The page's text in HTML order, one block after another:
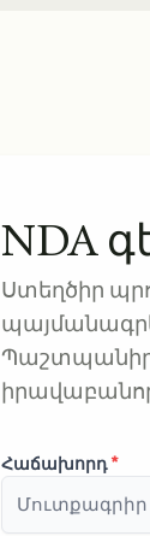
NDA
Ստեղծիր
Պաշտպանիր
Հաճախորդ*